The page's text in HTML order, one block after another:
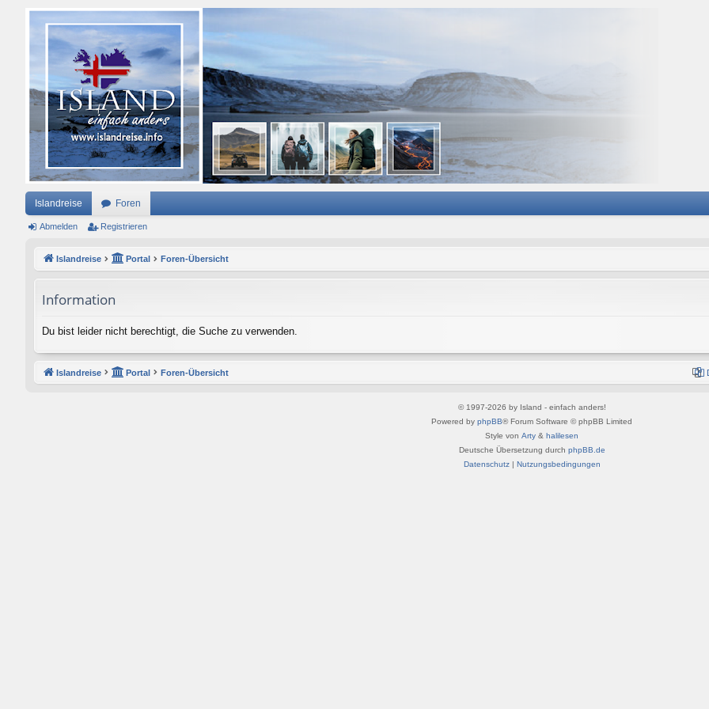
Islandreise Foren
Abmelden Registrieren
Islandreise Portal Foren-Übersicht
Information
Du bist leider nicht berechtigt, die Suche zu verwenden.
Islandreise Portal Foren-Übersicht
© 1997-2026 by Island - einfach anders!
Powered by phpBB® Forum Software © phpBB Limited
Style von Arty & halilesen
Deutsche Übersetzung durch phpBB.de
Datenschutz| Nutzungsbedingungen